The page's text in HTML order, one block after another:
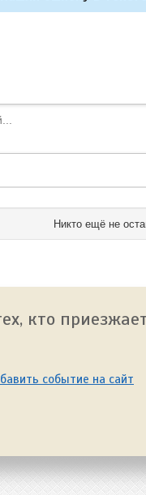
Никто ещё не
кто
событие на сайт